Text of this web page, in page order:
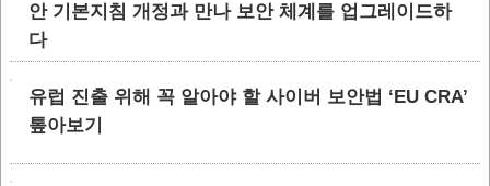
안 기본지침 개정과 만나 보안 체계를 업그레이드하
다
유럽 진출 위해 꼭 알아야 할 사이버 보안법 ‘EU CRA’
톺아보기